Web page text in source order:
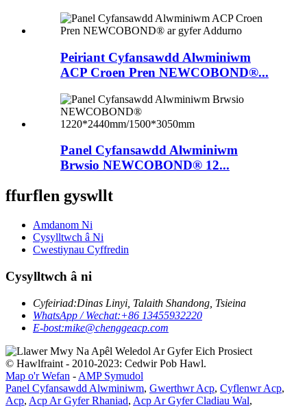
Peiriant Cyfansawdd Alwminiwm
ACP Croen Pren NEWCOBOND®...
Panel Cyfansawdd Alwminiwm
Brwsio NEWCOBOND® 12...
ffurflen gyswllt
Amdanom Ni
Cysylltwch â Ni
Cwestiynau Cyffredin
Cysylltwch â ni
Cyfeiriad:Dinas Linyi, Talaith Shandong, Tsieina
WhatsApp / Wechat:+86 13455932220
E-bost:mike@chenggeacp.com
© Hawlfraint - 2010-2023: Cedwir Pob Hawl.
Map o'r Wefan - AMP Symudol
Panel Cyfansawdd Alwminiwm, Gwerthwr Acp, Cyflenwr Acp,
Acp, Acp Ar Gyfer Rhaniad, Acp Ar Gyfer Cladiau Wal,